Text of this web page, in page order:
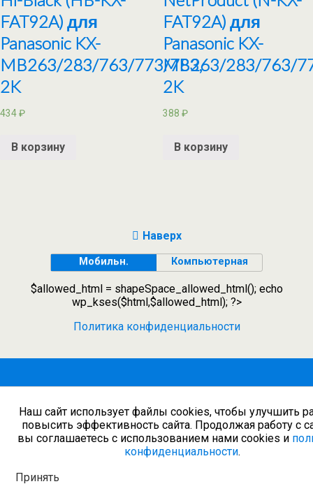
FAT92A) для
Panasonic KX-
MB263/283/763/773/783,
2K
434₽
В корзину
FAT92A) для
Panasonic KX-
MB263/283/763/
2K
388 ₽
В корзину
Наверх
Мобильн. Компьютерная
$allowed_html = shapeSpace_allowed_html(); echo
wp_kses($html,$allowed_html); ?>
Политика конфиденциальности
Наш сайт использует файлы cookies, чтобы улучшить
повысить эффективность сайта. Продолжая работу с
вы соглашаетесь с использованием нами cookies и
конфиденциальности.
Принять